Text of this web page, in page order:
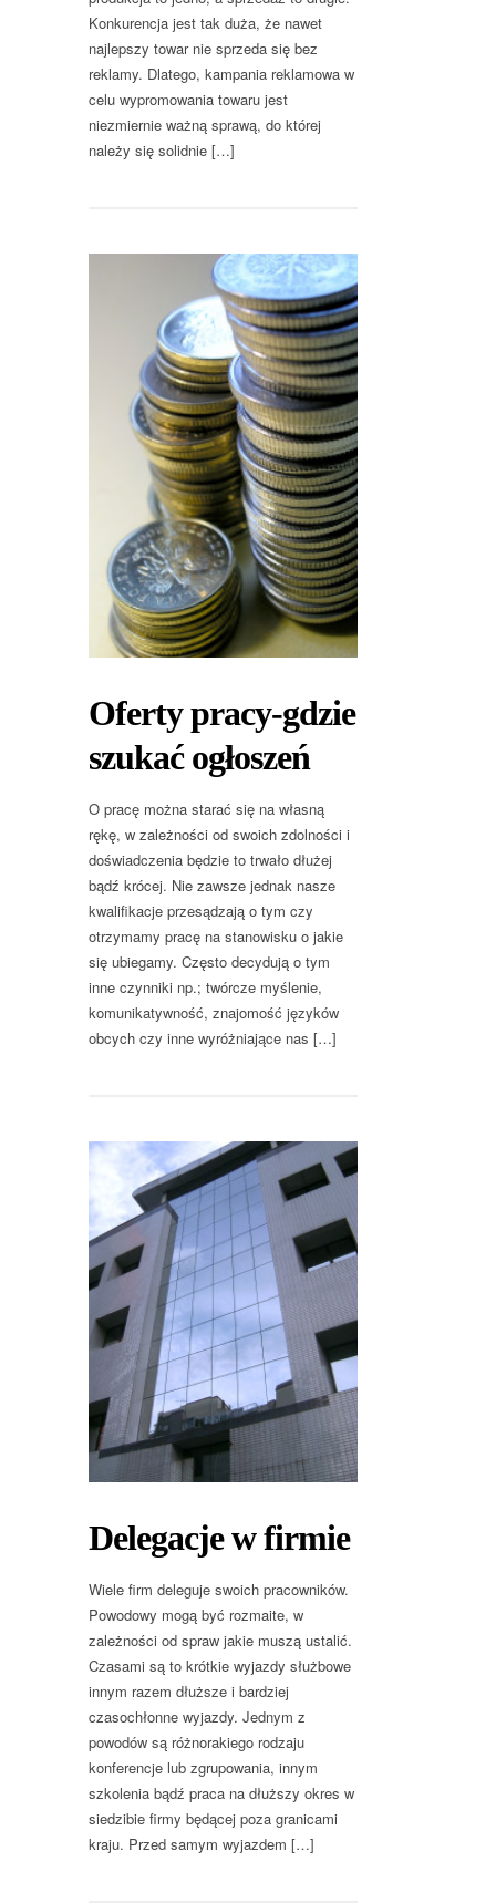
Konkurencja jest tak duża, że nawet
najlepszy towar nie sprzeda się bez
reklamy. Dlatego, kampania reklamowa w
celu wypromowania towaru jest
niezmiernie ważną sprawą, do której
należy się solidnie […]
Oferty pracy-gdzie
szukać ogłoszeń
O pracę można starać się na własną
rękę, w zależności od swoich zdolności i
doświadczenia będzie to trwało dłużej
bądź krócej. Nie zawsze jednak nasze
kwalifikacje przesądzają o tym czy
otrzymamy pracę na stanowisku o jakie
się ubiegamy. Często decydują o tym
inne czynniki np.; twórcze myślenie,
komunikatywność, znajomość języków
obcych czy inne wyróżniające nas […]
Delegacje w firmie
Wiele firm deleguje swoich pracowników.
Powodowy mogą być rozmaite, w
zależności od spraw jakie muszą ustalić.
Czasami są to krótkie wyjazdy służbowe
innym razem dłuższe i bardziej
czasochłonne wyjazdy. Jednym z
powodów są różnorakiego rodzaju
konferencje lub zgrupowania, innym
szkolenia bądź praca na dłuższy okres w
siedzibie firmy będącej poza granicami
kraju. Przed samym wyjazdem […]